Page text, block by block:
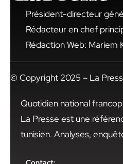
Président-directeur
Rédacteur en chef
Rédaction Web: Mariem
© Copyright 2025 – La
Quotidien national
La Presse est une
tunisien. Analyses,